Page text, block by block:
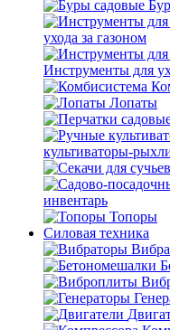
ухода за газоном
Инструменты для
Лопаты
культиваторы-
инвентарь
Топоры
Силовая техника